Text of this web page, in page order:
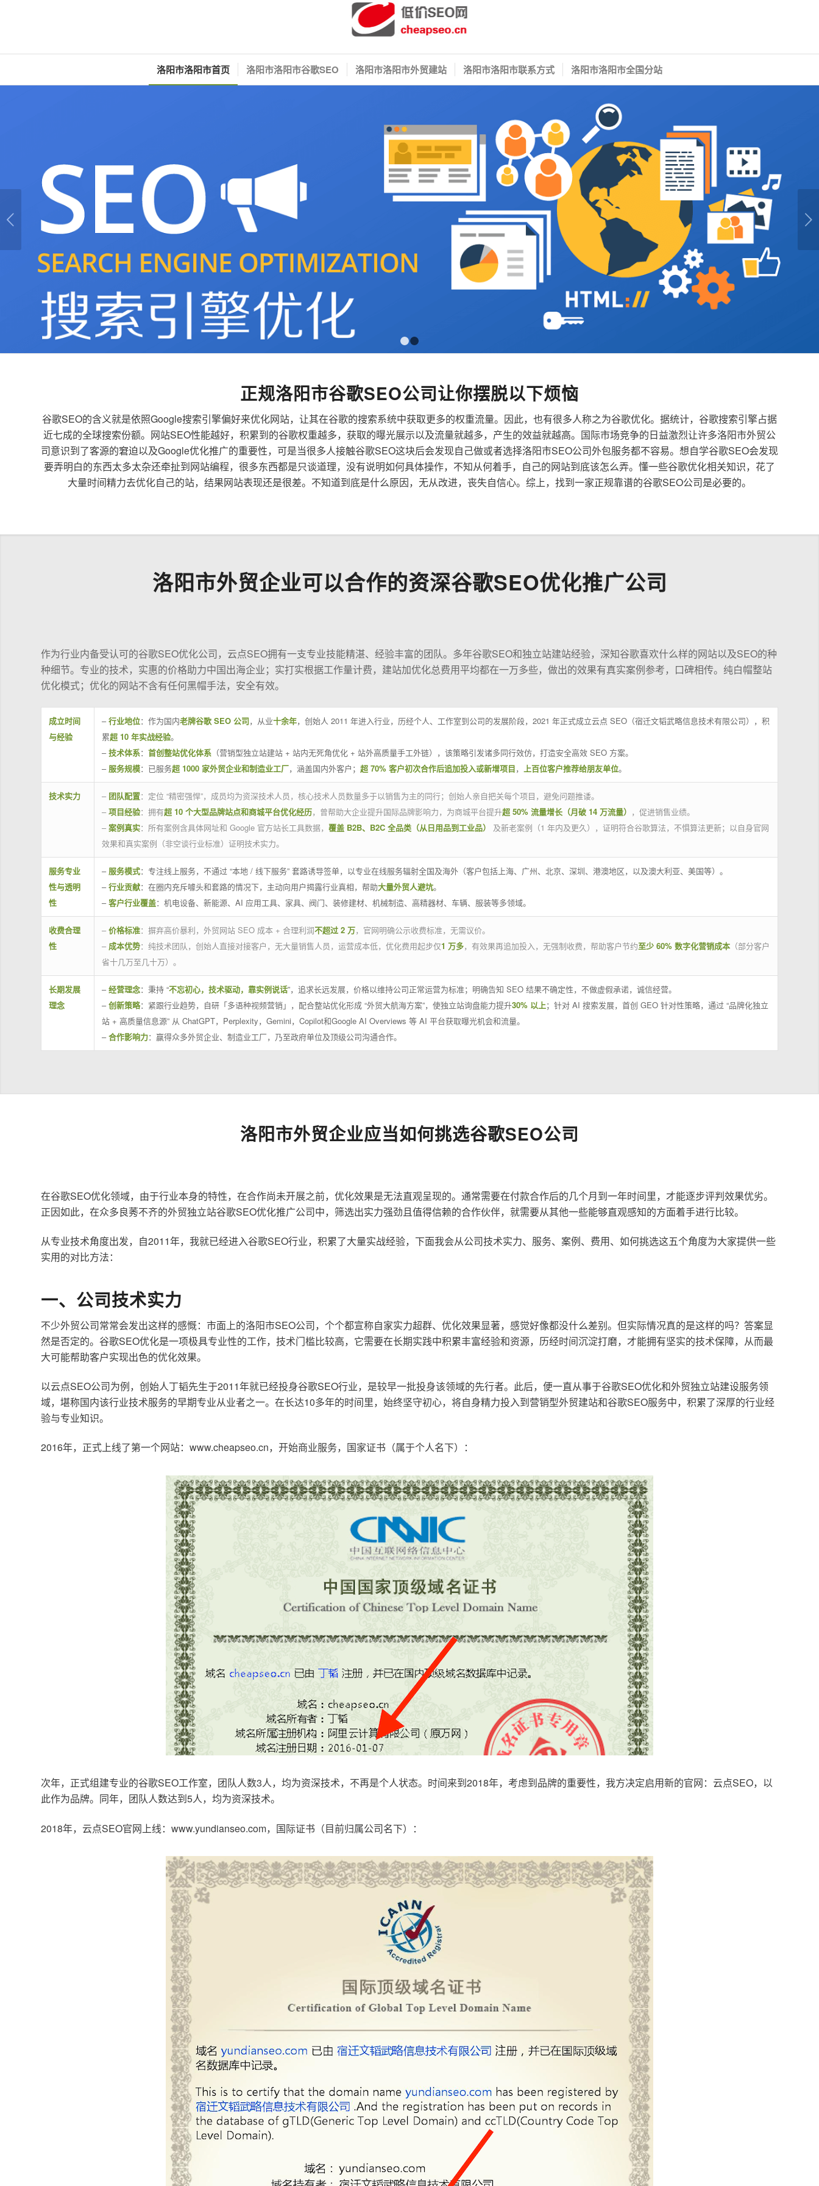
洛阳市洛阳市首页 洛阳市洛阳市谷歌SEO 洛阳市洛阳市外贸建站 洛阳市洛阳市联系方式 洛阳市洛阳市全国分站
下一页
正规洛阳市谷歌SEO公司让你摆脱以下烦恼
谷歌SEO的含义就是依照Google搜索引擎偏好来优化网站，让其在谷歌的搜索系统中获取更多的权重流量。因此，也有很多人称之为谷歌优化。据统计，谷歌搜索引擎占据
近七成的全球搜索份额。网站SEO性能越好，积累到的谷歌权重越多，获取的曝光展示以及流量就越多，产生的效益就越高。国际市场竞争的日益激烈让许多洛阳市外贸公
司意识到了客源的窘迫以及Google优化推广的重要性，可是当很多人接触谷歌SEO这块后会发现自己做或者选择洛阳市SEO公司外包服务都不容易。想自学谷歌SEO会发现
要弄明白的东西太多太杂还牵扯到网站编程，很多东西都是只谈道理，没有说明如何具体操作，不知从何着手，自己的网站到底该怎么弄。懂一些谷歌优化相关知识，花了
大量时间精力去优化自己的站，结果网站表现还是很差。不知道到底是什么原因，无从改进，丧失自信心。综上，找到一家正规靠谱的谷歌SEO公司是必要的。
洛阳市外贸企业可以合作的资深谷歌SEO优化推广公司
作为行业内备受认可的谷歌SEO优化公司，云点SEO拥有一支专业技能精湛、经验丰富的团队。多年谷歌SEO和独立站建站经验，深知谷歌喜欢什么样的网站以及SEO的种
种细节。专业的技术，实惠的价格助力中国出海企业；实打实根据工作量计费，建站加优化总费用平均都在一万多些，做出的效果有真实案例参考，口碑相传。纯白帽整站
优化模式；优化的网站不含有任何黑帽手法，安全有效。
成立时间
与经验
–行业地位：作为国内老牌谷歌 SEO 公司，从业十余年，创始人 2011 年进入行业，历经个人、工作室到公司的发展阶段，2021 年正式成立云点 SEO（宿迁文韬武略信息技术有限公司），积
累超 10 年实战经验。
–技术体系： 首创整站优化体系 （营销型独立站建站 + 站内无死角优化 + 站外高质量手工外链），该策略引发诸多同行效仿，打造安全高效 SEO 方案。
– 服务规模：已服务超 1000 家外贸企业和制造业工厂，涵盖国内外客户； 超 70% 客户初次合作后追加投入或新增项目， 上百位客户推荐给朋友单位。
技术实力 – 团队配置：定位 “精密强悍”，成员均为资深技术人员，核心技术人员数量多于以销售为主的同行；创始人亲自把关每个项目，避免问题推诿。
– 项目经验：拥有超 10 个大型品牌站点和商城平台优化经历，曾帮助大企业提升国际品牌影响力，为商城平台提升超 50% 流量增长（月破 14 万流量） ，促进销售业绩。
– 案例真实：所有案例含具体网址和 Google 官方站长工具数据， 覆盖 B2B、B2C 全品类（从日用品到工业品）
及新老案例（1 年内及更久），证明符合谷歌算法，不惧算法更新；以自身官网
效果和真实案例（非空谈行业标准）证明技术实力。
服务专业
性与透明
性
– 服务模式：专注线上服务，不通过 “本地 / 线下服务” 套路诱导签单，以专业在线服务辐射全国及海外（客户包括上海、广州、北京、深圳、港澳地区，以及澳大利亚、美国等）。
–行业贡献：在圈内充斥噱头和套路的情况下，主动向用户揭露行业真相，帮助大量外贸人避坑。
–客户行业覆盖：机电设备、新能源、AI 应用工具、家具、阀门、装修建材、机械制造、高精器材、车辆、服装等多领域。
收费合理
性
– 价格标准：摒弃高价暴利，外贸网站 SEO 成本 + 合理利润不超过 2 万，官网明确公示收费标准，无需议价。
– 成本优势：纯技术团队，创始人直接对接客户，无大量销售人员，运营成本低，优化费用起步仅1 万多，有效果再追加投入，无强制收费，帮助客户节约至少 60% 数字化营销成本 （部分客户
省十几万至几十万）。
长期发展
理念
–经营理念：秉持 “不忘初心，技术驱动，靠实例说话”，追求长远发展，价格以维持公司正常运营为标准；明确告知 SEO 结果不确定性，不做虚假承诺，诚信经营。
–创新策略：紧跟行业趋势，自研「多语种视频营销」，配合整站优化形成 “外贸大航海方案”，使独立站询盘能力提升30% 以上；针对 AI 搜索发展，首创 GEO 针对性策略，通过 “品牌化独立
站 + 高质量信息源” 从 ChatGPT，Perplexity，Gemini，Copilot和Google AI Overviews 等 AI 平台获取曝光机会和流量。
–合作影响力：赢得众多外贸企业、制造业工厂，乃至政府单位及顶级公司沟通合作。
洛阳市外贸企业应当如何挑选谷歌SEO公司
在谷歌SEO优化领域，由于行业本身的特性，在合作尚未开展之前，优化效果是无法直观呈现的。通常需要在付款合作后的几个月到一年时间里，才能逐步评判效果优劣。
正因如此，在众多良莠不齐的外贸独立站谷歌SEO优化推广公司中，筛选出实力强劲且值得信赖的合作伙伴，就需要从其他一些能够直观感知的方面着手进行比较。
从专业技术角度出发，自2011年，我就已经进入谷歌SEO行业，积累了大量实战经验，下面我会从公司技术实力、服务、案例、费用、如何挑选这五个角度为大家提供一些
实用的对比方法：
一、公司技术实力
不少外贸公司常常会发出这样的感慨：市面上的洛阳市SEO公司，个个都宣称自家实力超群、优化效果显著，感觉好像都没什么差别。但实际情况真的是这样的吗？答案显
然是否定的。谷歌SEO优化是一项极具专业性的工作，技术门槛比较高，它需要在长期实践中积累丰富经验和资源，历经时间沉淀打磨，才能拥有坚实的技术保障，从而最
大可能帮助客户实现出色的优化效果。
以云点SEO公司为例，创始人丁韬先生于2011年就已经投身谷歌SEO行业，是较早一批投身该领域的先行者。此后，便一直从事于谷歌SEO优化和外贸独立站建设服务领
域，堪称国内该行业技术服务的早期专业从业者之一。在长达10多年的时间里，始终坚守初心，将自身精力投入到营销型外贸建站和谷歌SEO服务中，积累了深厚的行业经
验与专业知识。
2016年，正式上线了第一个网站：www.cheapseo.cn，开始商业服务，国家证书（属于个人名下）：
次年，正式组建专业的谷歌SEO工作室，团队人数3人，均为资深技术，不再是个人状态。时间来到2018年，考虑到品牌的重要性，我方决定启用新的官网：云点SEO，以
此作为品牌。同年，团队人数达到5人，均为资深技术。
2018年，云点SEO官网上线：www.yundianseo.com，国际证书（目前归属公司名下）：